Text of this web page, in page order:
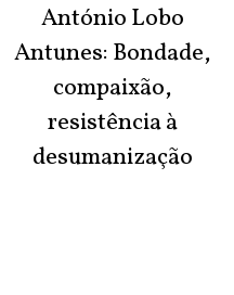
António Lobo
Antunes: Bondade,
compaixão,
resistência à
desumanização